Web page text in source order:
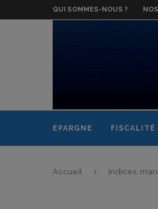
QUI SOMMES-NOUS ?
EPARGNE FISCALITÉ
Accueil Indices,